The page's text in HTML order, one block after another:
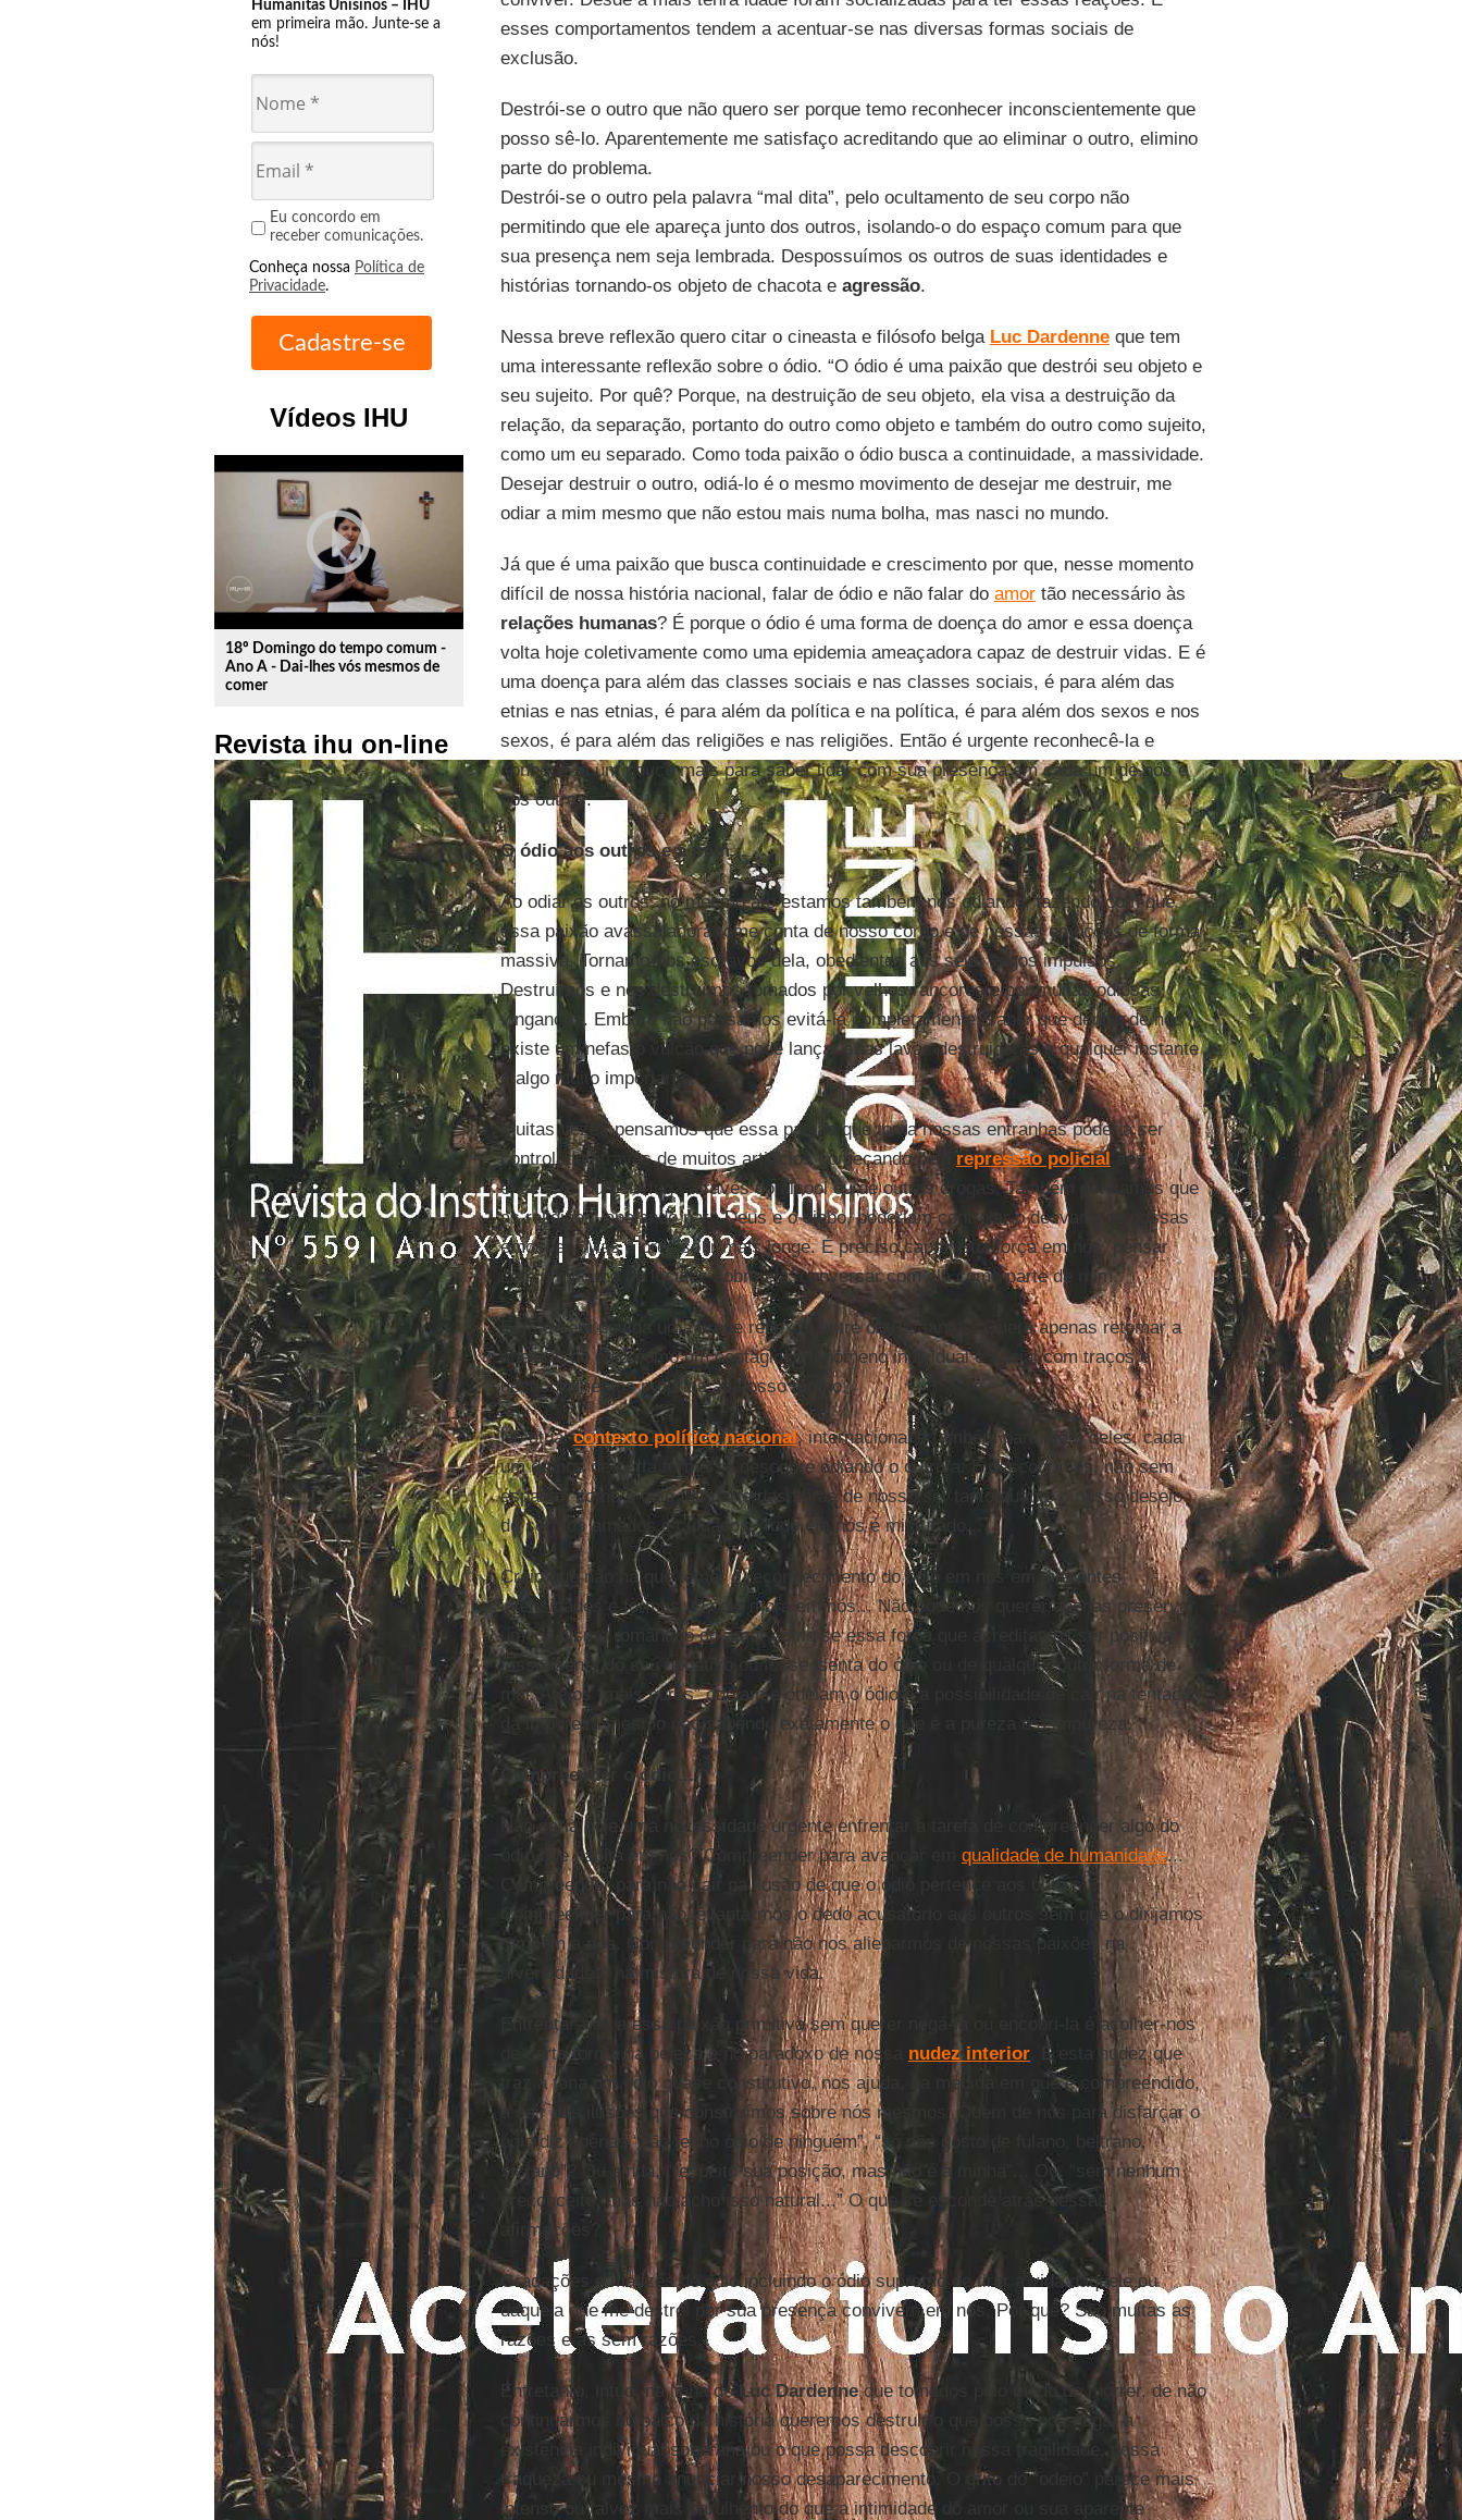
Humanitas Unisinos – IHU
em primeira mão. Junte-se a
nós!
Eu concordo em
receber comunicações.
Conheça nossa Política de
Privacidade.
Vídeos IHU
play_circle_outline
18º Domingo do tempo comum -
Ano A - Dai-lhes vós mesmos de
comer
Revista ihu on-line
esses comportamentos tendem a acentuar-se nas diversas formas sociais de
exclusão.
Destrói-se o outro que não quero ser porque temo reconhecer inconscientemente que
posso sê-lo. Aparentemente me satisfaço acreditando que ao eliminar o outro, elimino
parte do problema.
Destrói-se o outro pela palavra “mal dita”, pelo ocultamento de seu corpo não
permitindo que ele apareça junto dos outros, isolando-o do espaço comum para que
sua presença nem seja lembrada. Despossuímos os outros de suas identidades e
histórias tornando-os objeto de chacota e agressão.
Nessa breve reflexão quero citar o cineasta e filósofo belga Luc Dardenneque tem
uma interessante reflexão sobre o ódio. “O ódio é uma paixão que destrói seu objeto e
seu sujeito. Por quê? Porque, na destruição de seu objeto, ela visa a destruição da
relação, da separação, portanto do outro como objeto e também do outro como sujeito,
como um eu separado. Como toda paixão o ódio busca a continuidade, a massividade.
Desejar destruir o outro, odiá-lo é o mesmo movimento de desejar me destruir, me
odiar a mim mesmo que não estou mais numa bolha, mas nasci no mundo.
Já que é uma paixão que busca continuidade e crescimento por que, nesse momento
difícil de nossa história nacional, falar de ódio e não falar do amor tão necessário às
relações humanas? É porque o ódio é uma forma de doença do amor e essa doença
volta hoje coletivamente como uma epidemia ameaçadora capaz de destruir vidas. E é
uma doença para além das classes sociais e nas classes sociais, é para além das
etnias e nas etnias, é para além da política e na política, é para além dos sexos e nos
sexos, é para além das religiões e nas religiões. Então é urgente reconhecê-la e
conhecê-la um pouco mais para saber lidar com sua presença em cada um de nós e
nos outros.
O ódio aos outros e a mim...
Ao odiar os outros, no mesmo ato estamos também nos odiando, fazendo com que
essa paixão avassaladora tome conta de nosso corpo e de nossas emoções de forma
massiva. Tornamo-nos escravos dela, obedientes aos seus cegos impulsos.
Destruímos e nos destruímos tomados por velhos rancores e por muitas odiosas
vinganças. Embora não possamos evitá-la completamente, saber que dentro de nós
existe um nefasto vulcão que pode lançar suas lavas destruidoras a qualquer instante
é algo muito importante.
Muitas vezes pensamos que essa paixão que toma nossas entranhas poderia ser
controlada através de muitos artifícios começando pela repressão policial aos
excessos ou pela fuga através do álcool ou de outras drogas. Também pensamos que
as religiões, apelando para Deus e o diabo, poderiam controlar o desvario de nossas
emoções. Mas é preciso ir mais longe. É preciso captar sua força em nós, pensar
com um pouco de lucidez sobre ela, conversar com ela como parte de mim.
Esta é sem dúvida uma breve reflexão entre outras tantas. Quero apenas retomar a
questão do ódio como um contagioso fenômeno individual e social com traços e
desdobramentos próprios ao nosso tempo.
No atualcontexto político nacional, internacional e também para além deles, cada
um de nós de certa forma se descobre odiando o outro/a. E descobrimos, não sem
espanto, como o ódio faz parte das fibras de nosso ser tanto quanto o nosso desejo
de sermos amados e cuidados. Tudo em nós é misturado...
Creio que não há que temer o reconhecimento do ódio em nós em diferentes
intensidades e formas. O ódio mora em nós... Não podemos querer apenas preservar
um idealismo romântico do amor como se essa força que acreditamos ser positiva
fosse isenta do seu negativo ou fosse isenta do ódio ou de qualquer outra forma de
mal. Até os “mais puros” odeiam e odeiam o ódio e a possibilidade de cair na tentação
da impureza mesmo não sabendo exatamente o que é a pureza e a impureza.
Compreender o ódio...
Não seria hoje uma necessidade urgente enfrentar a tarefa de compreender algo do
ódio que habita em nós? Compreender para avançar em qualidade de humanidade...
Compreender para não cair na ilusão de que o ódio pertence aos outros...
Compreender para não levantarmos o dedo acusatório aos outros sem que o dirijamos
também a nós. Compreender para não nos alienarmos de nossas paixões na
diversidade e na mistura de nossa vida.
Enfrentar-nos a essa paixão primitiva sem querer negá-la ou encobri-la é acolher-nos
de certa forma na beleza e no paradoxo de nossa nudez interior. É esta nudez que
traz a tona um ódio quase constitutivo, nos ajuda, na medida em que é compreendido,
a sair das ilusões que construímos sobre nós mesmos. Quem de nós para disfarçar o
ódio diz apenas “não tenho ódio de ninguém”, “só não gosto de fulano, beltrano,
sicrano”? Ou ainda, “respeito sua posição, mas não é a minha”... Ou, “sem nenhum
preconceito, mas não acho isso natural...” O que se esconde atrás dessas
afirmações?
Gradações e matizes de ódio incluindo o ódio supremo de tirar a vida daquele ou
daquela que me destrói por sua presença convivem em nós. Por quê? São muitas as
razões e as sem razões.
Entretanto, intuo, na linha de Luc Dardenneque tomados pelo medo de morrer, de não
continuarmos no palco da história queremos destruir o que possa nos negar a
existência individual soberana ou o que possa descobrir nossa fragilidade, nossa
fraqueza ou mesmo anunciar nosso desaparecimento. O grito do “odeio” parece mais
intenso ou talvez mais barulhento do que a intimidade do amor ou sua aparente